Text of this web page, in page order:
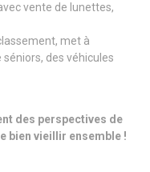
vente de lunettes,
met à
des véhicules
des perspectives de
bien vieillir ensemble !